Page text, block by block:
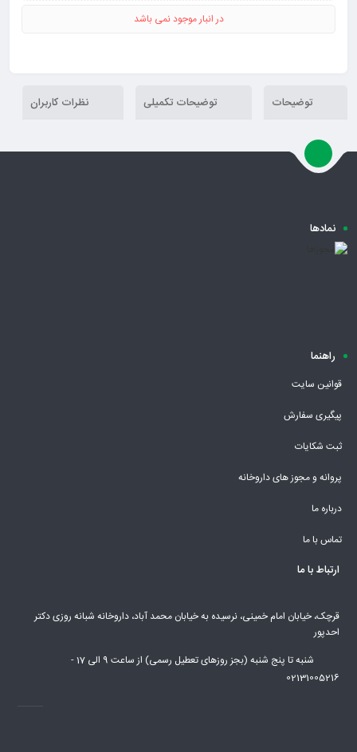
در انبار موجود نمی باشد
توضیحات توضیحات تکمیلی نظرات کاربران
نمادها
راهنما
قوانین سایت
پیگیری سفارش
ثبت شکایات
پروانه و مجوز های داروخانه
درباره ما
تماس با ما
ارتباط با ما
قرچک، خیابان امام خمینی، نرسیده به خیابان محمد آباد، داروخانه شبانه روزی دکتر
احدپور
شنبه تا پنج شنبه (بجز روزهای تعطیل رسمی) از ساعت 9 الی 17 -
02131005216